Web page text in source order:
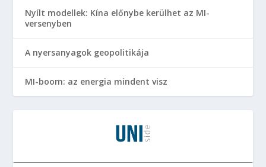
Nyílt modellek: Kína előnybe kerülhet az MI-
versenyben
A nyersanyagok geopolitikája
MI-boom: az energia mindent visz